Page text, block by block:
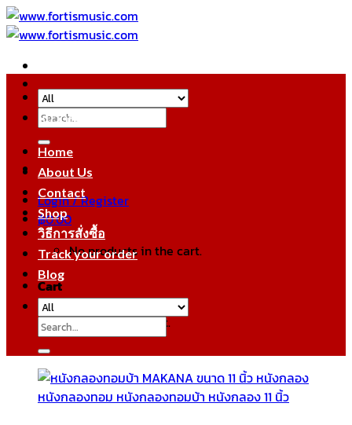
Skip
to
Search
for:
Login / Register
฿0.00
No products in the cart.
Cart
No products in the cart.
หมวดหมู่สินค้า
Home
About Us
Contact
Shop
วิธีการสั่งซื้อ
Track your order
Blog
Search
for: